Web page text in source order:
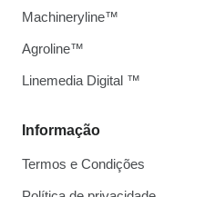
Informação
Termos e Condições
Machineryline™
Agroline™
Linemedia Digital ™